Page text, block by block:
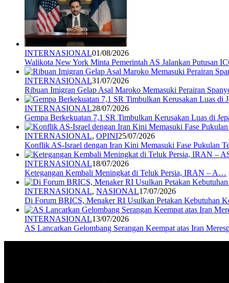
INTERNASIONAL01/08/2026
Walikota New York Minta Pemerintah AS Jalankan Putusan
INTERNASIONAL31/07/2026
Ribuan Imigran Gelap Asal Maroko Memasuki Perairan
INTERNASIONAL28/07/2026
Gempa Berkekuatan 7,1 SR Timbulkan Kerusakan Luas di
INTERNASIONAL, OPINI25/07/2026
Konflik AS-Israel dengan Iran Kini Memasuki Fase Pukulan
INTERNASIONAL18/07/2026
Ketegangan Kembali Meningkat di Teluk Persia, IRAN – A…
INTERNASIONAL, NASIONAL17/07/2026
Di Forum BRICS, Menaker RI Usulkan Petakan Kebutuhan
INTERNASIONAL13/07/2026
AS Lancarkan Gelombang Serangan Keempat atas Iran